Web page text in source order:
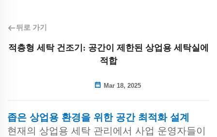
뒤로 가기
적층형 세탁 건조기: 공간이 제한된 상업용 세탁실에
적합
Mar 18, 2025
좁은 상업용 환경을 위한 공간 최적화 설계
현재의 상업용 세탁 관리에서 사업 운영자들이